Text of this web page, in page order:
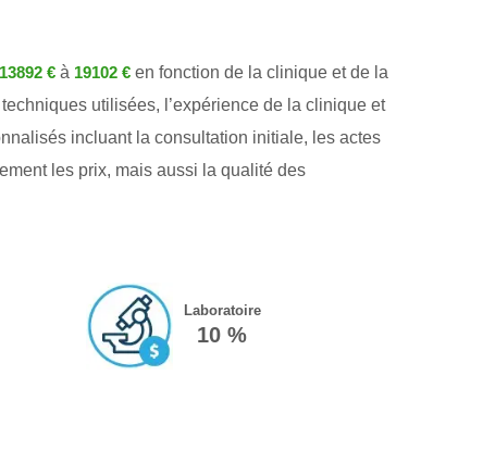
13892 € à 19102 € en fonction de la clinique et de la
utilisées, l’expérience de la clinique et
incluant la consultation initiale, les actes
les prix, mais aussi la qualité des
Laboratoire
10 %